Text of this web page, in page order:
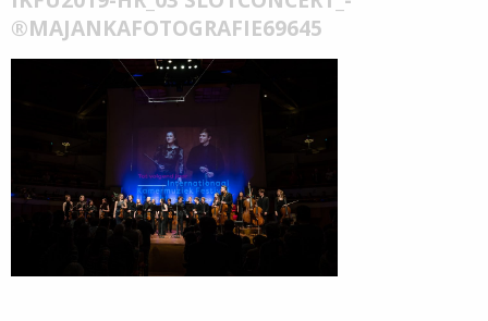
®MAJANKAFOTOGRAFIE69645